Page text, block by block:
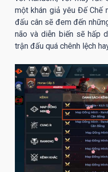
một khán giả yêu Đế Chế
đấu cân sẽ đem đến
não và diễn biến sẽ hấp
trận đấu quá chênh lệch